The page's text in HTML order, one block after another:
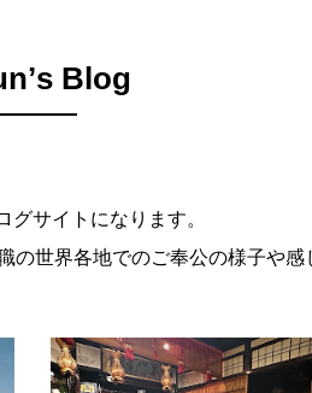
Blog
グサイトになります。
世界各地でのご奉公の様子や感